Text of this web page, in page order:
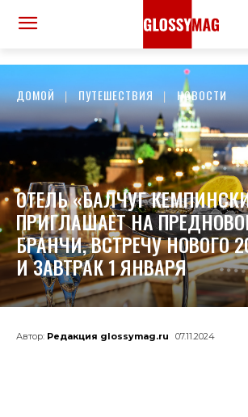
ДОМОЙ ПУТЕШЕСТВИЯ НОВОСТИ
ОТЕЛЬ «БАЛЧУГ
ПРИГЛАШАЕТ НА
БРАНЧИ, ВСТРЕЧУ НОВОГО
И ЗАВТРАК 1 ЯНВАРЯ
Автор: Редакция glossymag.ru 07.11.2024